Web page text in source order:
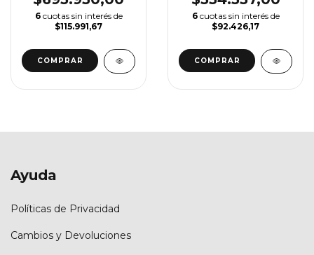
TRANSFERENCIA)
6 cuotas sin interés de
$115.991,67
TRANSFERENCIA)
6 cuotas sin interés de
$92.426,17
Ayuda
Políticas de Privacidad
Cambios y Devoluciones